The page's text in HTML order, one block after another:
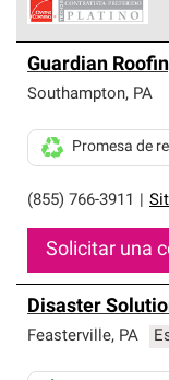
Corning
exclusiva y
Solo ellos pueden
sistemas de
Guardian
Southampton, PA
(855) 766-3911
Promesa de
Solicitar una
Disaster
Feasterville, PA